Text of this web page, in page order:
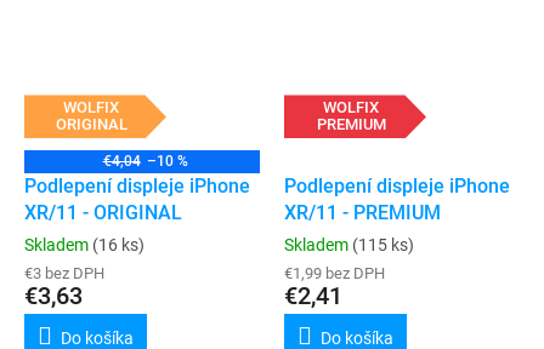
WOLFIX
ORIGINAL
€4,04 –10 %
Podlepení displeje iPhone
XR/11 - ORIGINAL
Skladem (16 ks)
€3 bez DPH
€3,63
Do košíka
WOLFIX
PREMIUM
Podlepení displeje iPhone
XR/11 - PREMIUM
Skladem (115 ks)
€1,99 bez DPH
€2,41
Do košíka